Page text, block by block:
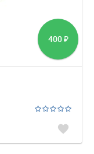
400 ₽
favorite